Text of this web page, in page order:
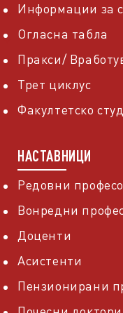
Информации за
Огласна табла
Пракси/
Трет циклус
Факултетско
НАСТАВНИЦИ
Редовни
Вонредни
Доценти
Асистенти
Пензионирани